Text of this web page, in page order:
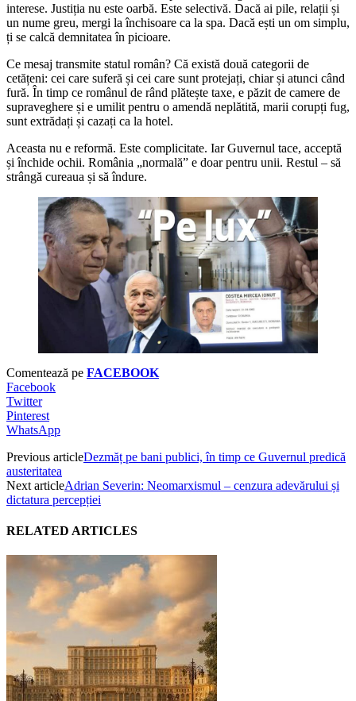
interese. Justiția nu este oarbă. Este selectivă. Dacă ai pile, relații și
un nume greu, mergi la închisoare ca la spa. Dacă ești un om simplu,
ți se calcă demnitatea în picioare.
Ce mesaj transmite statul român? Că există două categorii de
cetățeni: cei care suferă și cei care sunt protejați, chiar și atunci când
fură. În timp ce românul de rând plătește taxe, e păzit de camere de
supraveghere și e umilit pentru o amendă neplătită, marii corupți fug,
sunt extrădați și cazați ca la hotel.
Aceasta nu e reformă. Este complicitate. Iar Guvernul tace, acceptă
și închide ochii. România „normală” e doar pentru unii. Restul – să
strângă cureaua și să îndure.
Comentează pe FACEBOOK
Facebook
Twitter
Pinterest
WhatsApp
Previous articleDezmăț pe bani publici, în timp ce Guvernul predică
austeritatea
Next articleAdrian Severin: Neomarxismul – cenzura adevărului și
dictatura percepției
RELATED ARTICLES